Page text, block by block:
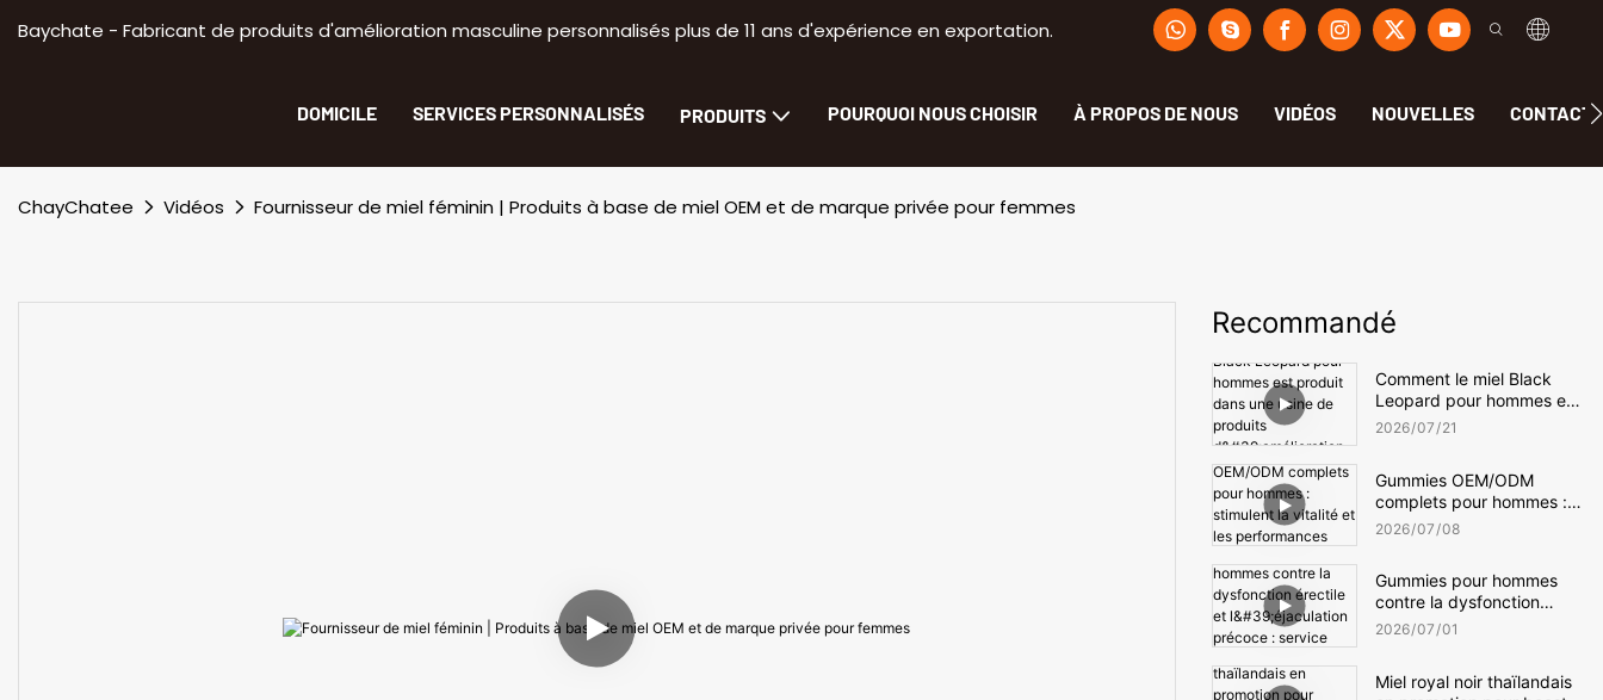
Baychate - Fabricant de produits d'amélioration masculine personnalisés plus de 11 ans d'expérience en exportation.
DOMICILE SERVICES PERSONNALISÉS PRODUITS POURQUOI NOUS CHOISIR À PROPOS DE NOUS VIDÉOS NOUVELLES
ChayChatee Vidéos Fournisseur de miel féminin | Produits à base de miel OEM et de marque privée pour femmes
Recommandé
Comment le miel Black
Leopard pour hommes est
produit dans une usine de
2026 07 21
Gummies OEM/ODM
complets pour hommes :
stimulent la vitalité et les
2026 07 08
Gummies pour hommes
contre la dysfonction
érectile et l'éjaculation
2026 07 01
Miel royal noir thaïlandais